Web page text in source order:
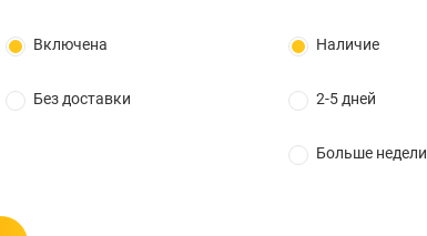
Включена
Без доставки
Наличие
2-5 дней
Больше недели